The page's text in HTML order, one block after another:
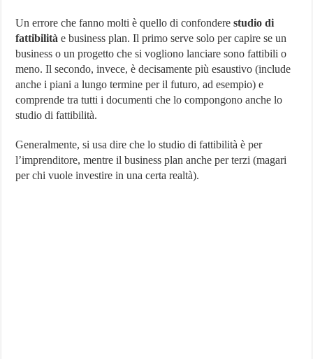
Un errore che fanno molti è quello di confonderestudio di
fattibilità e business plan. Il primo serve solo per capire se un
business o un progetto che si vogliono lanciare sono fattibili o
meno. Il secondo, invece, è decisamente più esaustivo (include
anche i piani a lungo termine per il futuro, ad esempio) e
comprende tra tutti i documenti che lo compongono anche lo
studio di fattibilità.
Generalmente, si usa dire che lo studio di fattibilità è per
l’imprenditore, mentre il business plan anche per terzi (magari
per chi vuole investire in una certa realtà).